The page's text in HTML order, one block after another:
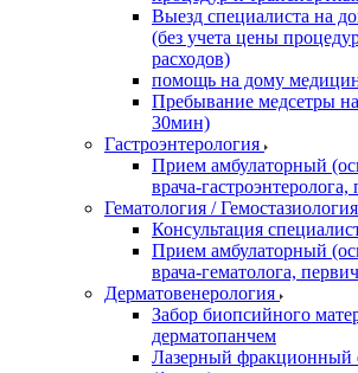
Выезд специалиста на
(без учета цены
расходов)
помощь на дому
Пребывание медсетры
30мин)
Гастроэнтерология
Прием амбулаторный
врача-
Гематология / Гемостазиология
Консультация
Прием амбулаторный
врача-гематолога,
Дерматовенерология
Забор биопсийного
дерматопанчем
Лазерный фракционный